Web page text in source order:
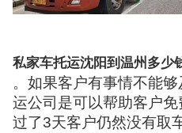
私家车托运沈阳到温州多少
。如果客户有事情不能
运公司是可以帮助客户
过了3天客户仍然没有取